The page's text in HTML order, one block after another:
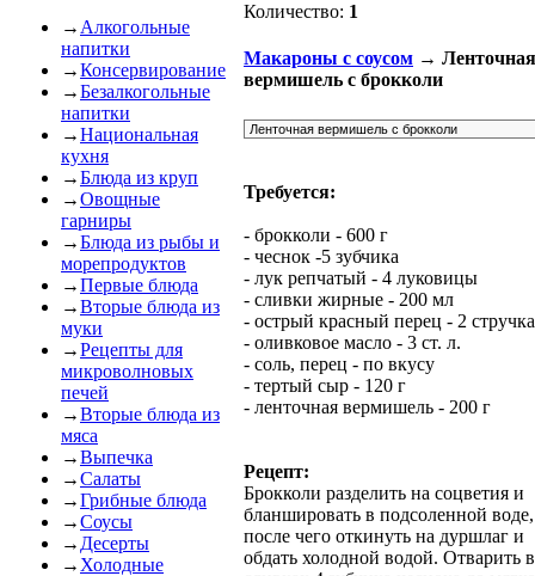
→ Алкогольные
напитки
→Консервирование
→Безалкогольные
напитки
→Национальная
кухня
→Блюда из круп
→Овощные
гарниры
→Блюда из рыбы и
морепродуктов
→Первые блюда
→Вторые блюда из
муки
→Рецепты для
микроволновых
печей
→Вторые блюда из
мяса
→Выпечка
→Салаты
→Грибные блюда
→Соусы
→ Десерты
→ Холодные
Количество: 1
Макароны с соусом → Ленточная
вермишель с брокколи
Требуется:
- брокколи - 600 г
- чеснок -5 зубчика
- лук репчатый - 4 луковицы
- сливки жирные - 200 мл
- острый красный перец - 2 стручка
- оливковое масло - 3 ст. л.
- соль, перец - по вкусу
- тертый сыр - 120 г
- ленточная вермишель - 200 г
Рецепт:
Брокколи разделить на соцветия и
бланшировать в подсоленной воде,
после чего откинуть на дуршлаг и
обдать холодной водой. Отварить в